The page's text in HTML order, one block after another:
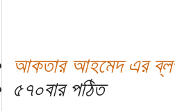
আকতার আহমেদ এর
৫৭০বার পঠিত